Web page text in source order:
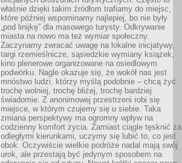
właśnie dzięki takim źródłom trafiamy do miejsc,
które później wspominamy najlepiej, bo nie były
„pod linijkę” dla masowego turysty. Odkrywanie
miasta na nowo ma też wymiar społeczny.
Zaczynamy zwracać uwagę na lokalne inicjatywy,
targi rzemieślnicze, sąsiedzkie wymiany książek,
kino plenerowe organizowane na osiedlowym
podwórku. Nagle okazuje się, że wokół nas jest
mnóstwo ludzi, którzy myślą podobnie – chcą żyć
trochę wolniej, trochę bliżej, trochę bardziej
świadomie. Z anonimowej przestrzeni robi się
miejsce, w którym czujemy się u siebie. Taka
zmiana perspektywy ma ogromny wpływ na
codzienny komfort życia. Zamiast ciągle tęsknić za
odległymi kierunkami, uczymy się lubić to, co jest
obok. Oczywiście wielkie podróże nadal mają swój
urok, ale przestają być jedynym sposobem na